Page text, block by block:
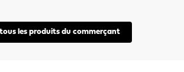
les produits du commerçant